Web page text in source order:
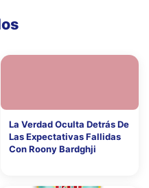
La Verdad Oculta Detrás De
Las Expectativas Fallidas
Con Roony Bardghji